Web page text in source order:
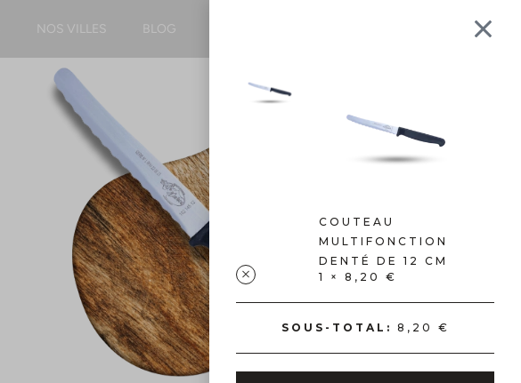
NOS VILLES BLOG
COUTEAU
MULTIFONCTION
DENTÉ DE 12 CM
1 ×
8,20 €
SOUS-TOTAL: 8,20 €